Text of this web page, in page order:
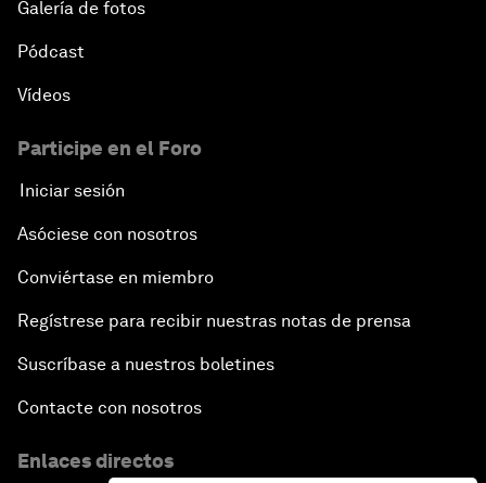
Galería de fotos
Pódcast
Vídeos
Participe en el Foro
Iniciar sesión
Asóciese con nosotros
Conviértase en miembro
Regístrese para recibir nuestras notas de prensa
Suscríbase a nuestros boletines
Contacte con nosotros
Enlaces directos